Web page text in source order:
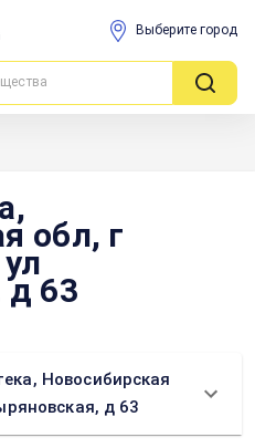
Выберите город
обл, г
д 63
Новосибирская
д 63